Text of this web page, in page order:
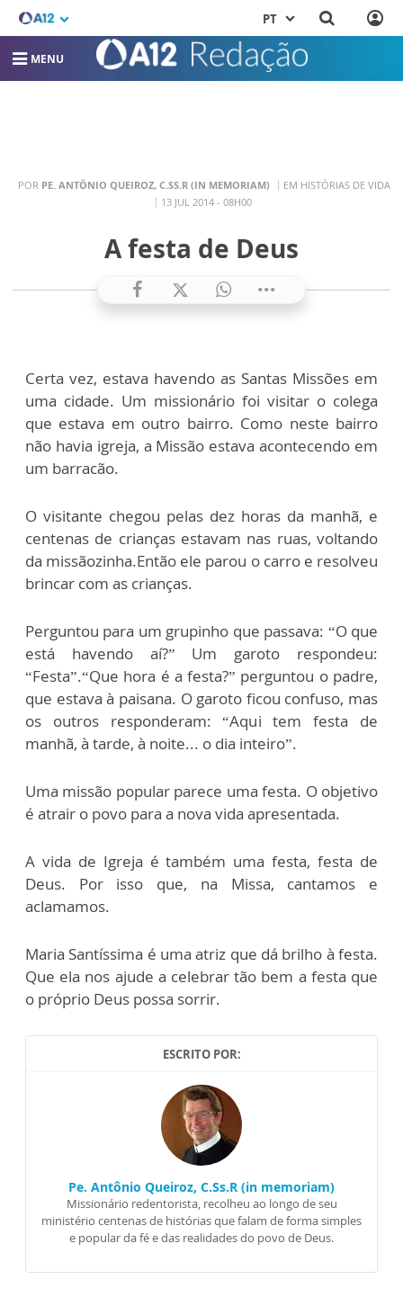
PT
MENU
POR PE. ANTÔNIO QUEIROZ, C.SS.R (IN MEMORIAM)
EM HISTÓRIAS DE VIDA
13 JUL 2014 - 08H00
A festa de Deus
Certa vez, estava havendo as Santas Missões em
uma cidade. Um missionário foi visitar o colega
que estava em outro bairro. Como neste bairro
não havia igreja, a Missão estava acontecendo em
um barracão.
O visitante chegou pelas dez horas da manhã, e
centenas de crianças estavam nas ruas, voltando
da missãozinha.Então ele parou o carro e resolveu
brincar com as crianças.
Perguntou para um grupinho que passava: “O que
está havendo aí?” Um garoto respondeu:
“Festa”.“Que hora é a festa?” perguntou o padre,
que estava à paisana. O garoto ficou confuso, mas
os outros responderam: “Aqui tem festa de
manhã, à tarde, à noite... o dia inteiro”.
Uma missão popular parece uma festa. O objetivo
é atrair o povo para a nova vida apresentada.
A vida de Igreja é também uma festa, festa de
Deus. Por isso que, na Missa, cantamos e
aclamamos.
Maria Santíssima é uma atriz que dá brilho à festa.
Que ela nos ajude a celebrar tão bem a festa que
o próprio Deus possa sorrir.
ESCRITO POR:
Pe. Antônio Queiroz, C.Ss.R (in memoriam)
Missionário redentorista, recolheu ao longo de seu
ministério centenas de histórias que falam de forma simples
e popular da fé e das realidades do povo de Deus.